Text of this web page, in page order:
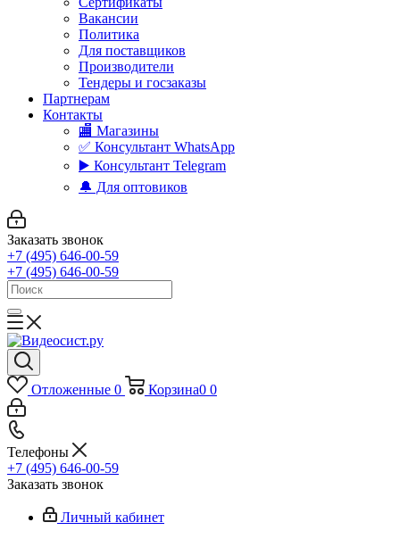
Вакансии
Политика
Для поставщиков
Производители
Тендеры и госзаказы
Партнерам
Контакты
🏬 Магазины
✅️ Консультант WhatsApp
▶️ Консультант Telegram
🔔 Для оптовиков
Заказать звонок
+7 (495) 646-00-59
+7 (495) 646-00-59
Отложенные 0 Корзина0 0
Телефоны
+7 (495) 646-00-59
Заказать звонок
Личный кабинет